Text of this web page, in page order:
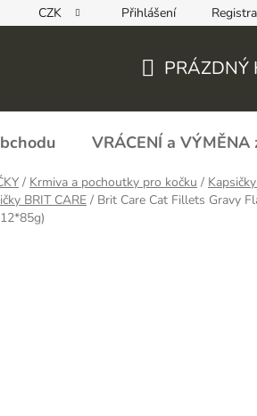
REKLAMAČNÍ FORMULÁŘ - zboží s vadou
CZK Přihlášení
KOŠÍK
PRÁZDNÝ
VRÁCENÍ a VÝMĚNA
/ Krmiva a pochoutky pro kočku /
BRIT CARE / Brit Care Cat Fillets Gravy